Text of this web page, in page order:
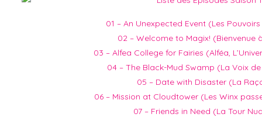
01 – An Unexpected Event (Les
02 – Welcome to Magix! (Bienvenue
03 – Alfea College for Fairies (Alféa,
04 – The Black-Mud Swamp (La Voix
05 – Date with Disaster (La
06 – Mission at Cloudtower (Les Winx
07 – Friends in Need (La Tour